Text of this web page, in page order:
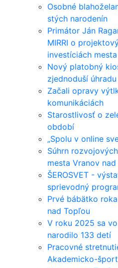
Osobné
stých narodenín
Primátor Ján
MIRRI o
investíciách mesta
Nový platobný
zjednoduší
Začali opravy
komunikáciách
Starostlivosť o
období
„Spolu v online
Súhrn
mesta Vranov
ŠEROSVET -
sprievodný
Prvé bábätko
nad Topľou
V roku 2025 sa
narodilo 133 detí
Pracovné
Akademicko-